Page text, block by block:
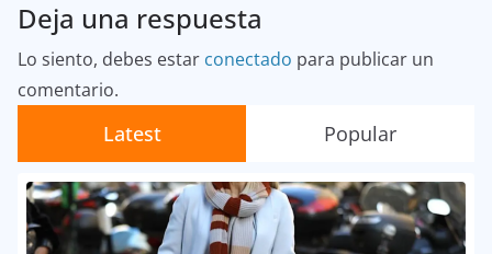
Deja una respuesta
Lo siento, debes estar conectado para publicar un
comentario.
Latest Popular